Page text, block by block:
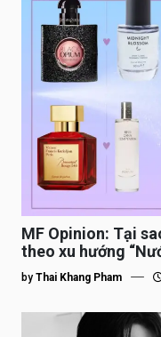
MF Opinion: Tại
theo xu hướng
by Thai Khang Pham